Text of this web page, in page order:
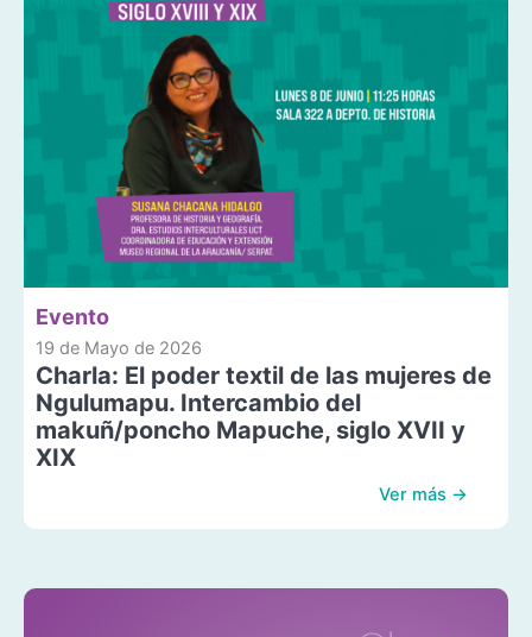
Evento
19 de Mayo de 2026
Charla: El poder textil de las mujeres de
Ngulumapu. Intercambio del
makuñ/poncho Mapuche, siglo XVII y
XIX
Ver más →